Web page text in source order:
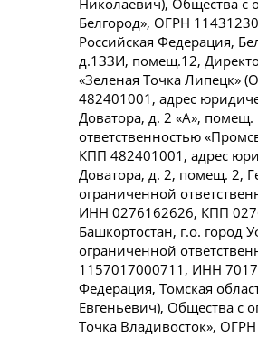
Николаевич), Общества с
Белгород», ОГРН
Российская Федерация,
д.1ЗЗИ, помещ.12,
«Зеленая Точка Липецк»
482401001, адрес
Доватора, д. 2 «А»,
ответственностью
КПП 482401001, адрес
Доватора, д. 2, помещ. 2,
ограниченной
ИНН 0276162626, КПП
Башкортостан, г.о.
ограниченной
1157017000711, ИНН
Федерация, Томская
Евгеньевич), Общества с
Точка Владивосток»,